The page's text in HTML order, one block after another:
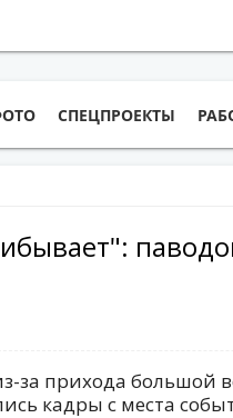
СПЕЦПРОЕКТЫ
за прихода большой
кадры с места